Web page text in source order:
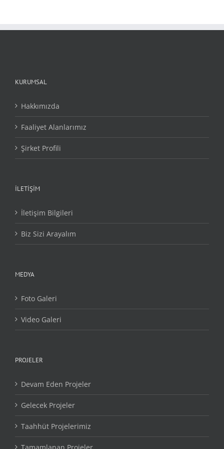
KURUMSAL
Hakkımızda
Faaliyet Alanlarımız
Şirket Profili
İLETİŞİM
İletişim Bilgileri
Biz Sizi Arayalım
MEDYA
Foto Galeri
Video Galeri
PROJELER
Devam Eden Projeler
Gelecek Projeler
Taahhüt Projelerimiz